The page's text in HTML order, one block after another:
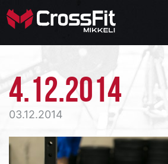
4.12.2014
03.12.2014